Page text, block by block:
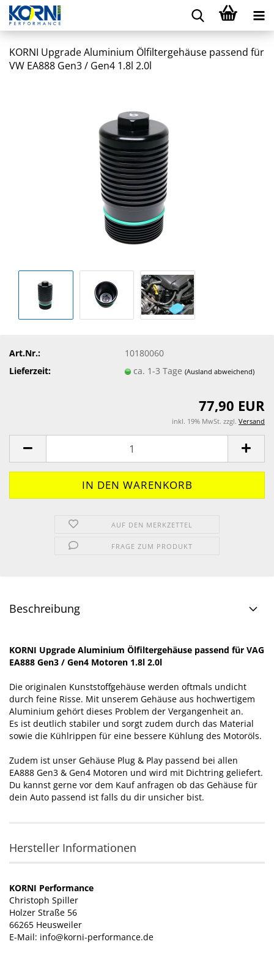
KORNI Upgrade Aluminium Ölfiltergehäuse passend für
VW EA888 Gen3 / Gen4 1.8l 2.0l
Art.Nr.:
10180060
Lieferzeit:
ca. 1-3 Tage(Ausland abweichend)
77,90 EUR
inkl. 19% MwSt. zzgl. Versand
AUF DEN MERKZETTEL
FRAGE ZUM PRODUKT
Beschreibung
KORNI Upgrade Aluminium Ölfiltergehäuse passend für VAG
EA888 Gen3 / Gen4 Motoren 1.8l 2.0l
Die originalen Kunststoffgehäuse werden oftmals undicht
durch feine Risse. Mit unserem Gehäuse aus hochwertigem
Aluminium gehört dieses Problem der Vergangenheit an.
Es ist deutlich stabiler und sorgt zudem durch das Material
sowie die Kühlrippen für eine bessere Kühlung des Motoröls.
Zudem ist unser Gehäuse Plug & Play passend bei allen
EA888 Gen3 & Gen4 Motoren und wird mit Dichtring geliefert.
Du kannst gerne vor dem Kauf anfragen ob das Gehäuse für
dein Auto passend ist falls du dir unsicher bist.
Hersteller Informationen
KORNI Performance
Christoph Spiller
Holzer Straße 56
66265 Heusweiler
E-Mail: info@korni-performance.de